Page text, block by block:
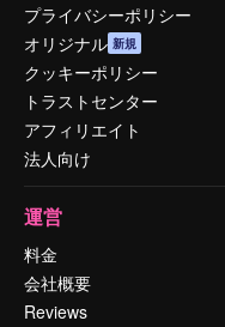
プライバシーポリシー
オリジナル 新規
クッキーポリシー
トラストセンター
アフィリエイト
法人向け
運営
料金
会社概要
Reviews